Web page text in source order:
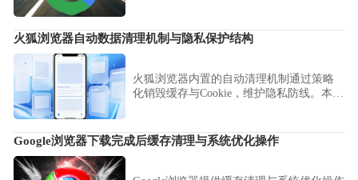
硬件渲染策略，全面排查并修复网页资源
火狐浏览器自动数据清理机制与隐私保护结构
火狐浏览器内置的自动清理机制通过策略
化销毁缓存与Cookie，维护隐私防线。本分
泄。
Google浏览器下载完成后缓存清理与系统优化操作